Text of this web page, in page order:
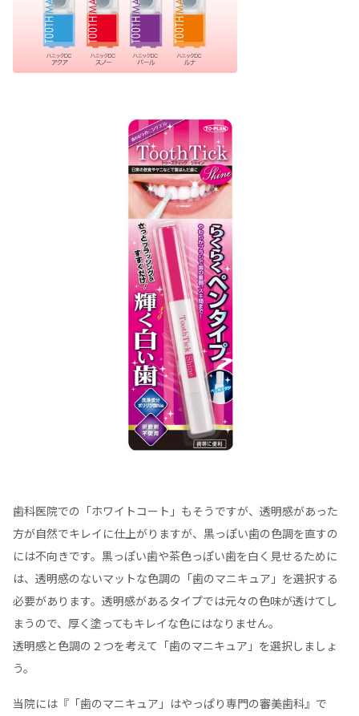
歯科医院での「ホワイトコート」もそうですが、透明感があった
方が自然でキレイに仕上がりますが、黒っぽい歯の色調を直すの
には不向きです。黒っぽい歯や茶色っぽい歯を白く見せるために
は、透明感のないマットな色調の「歯のマニキュア」を選択する
必要があります。透明感があるタイプでは元々の色味が透けてし
まうので、厚く塗ってもキレイな色にはなりません。
透明感と色調の２つを考えて「歯のマニキュア」を選択しましょ
う。
当院には『「歯のマニキュア」はやっぱり専門の審美歯科』で